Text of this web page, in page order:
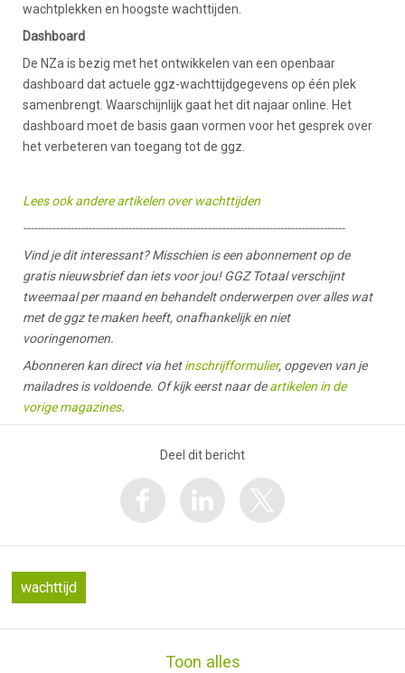
wachtplekken en hoogste wachttijden.
Dashboard
De NZa is bezig met het ontwikkelen van een openbaar
dashboard dat actuele ggz-wachttijdgegevens op één plek
samenbrengt. Waarschijnlijk gaat het dit najaar online. Het
dashboard moet de basis gaan vormen voor het gesprek over
het verbeteren van toegang tot de ggz.
Lees ook andere artikelen over wachttijden
-----------------------------------------------------------------------------------------
Vind je dit interessant? Misschien is een abonnement op de
gratis nieuwsbrief dan iets voor jou! GGZ Totaal verschijnt
tweemaal per maand en behandelt onderwerpen over alles wat
met de ggz te maken heeft, onafhankelijk en niet
vooringenomen.
Abonneren kan direct via hetinschrijfformulier, opgeven van je
mailadres is voldoende. Of kijk eerst naar deartikelen in de
vorige magazines.
Deel dit bericht
wachttijd
Toon alles